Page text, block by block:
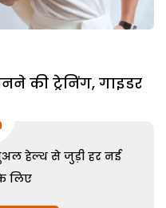
की ट्रेनिंग, गाइडर
हेल्थ से जुड़ी हर नई
लिए